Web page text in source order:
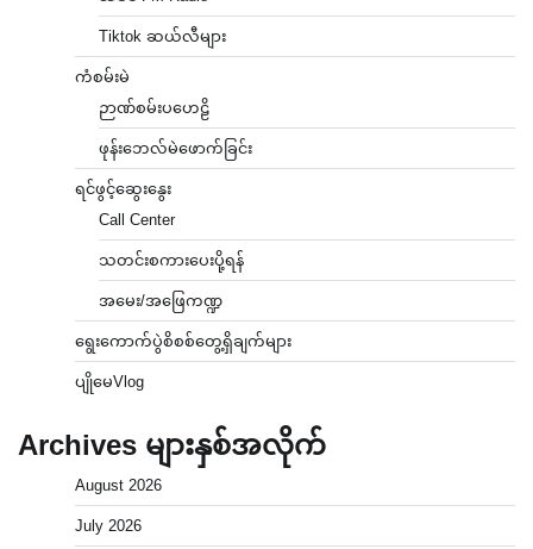
Tiktok ဆယ်လီများ
ကံစမ်းမဲ
ဉာဏ်စမ်းပဟေဠိ
ဖုန်းဘေလ်မဲဖောက်ခြင်း
ရင်ဖွင့်ဆွေးနွေး
Call Center
သတင်းစကားပေးပို့ရန်
အမေး/အဖြေကဏ္ဍ
ရွေးကောက်ပွဲစိစစ်တွေ့ရှိချက်များ
ပျိုမေVlog
Archives များနှစ်အလိုက်
August 2026
July 2026